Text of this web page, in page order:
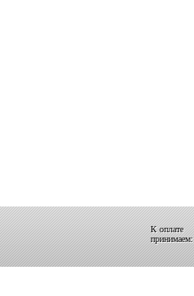
К оплате
принимаем: